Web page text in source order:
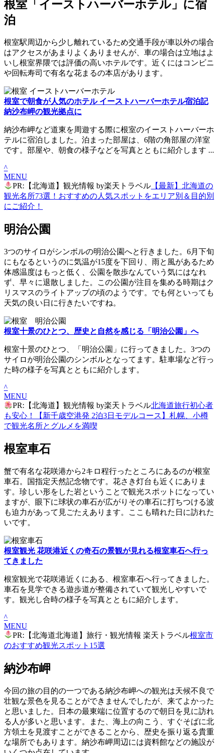
根室「イーストハーバーホテル」に宿
泊
根室駅周辺から少し離れているため交通手段が車以外の場合
はアクセスがあまりよくありませんが、車の場合は立地はよ
いし根室界隈では評価の高いホテルです。近くにはコンビニ
や回転寿司で有名な花まるの本店があります。
根室で朝食が人気のホテル イーストハーバーホテル宿泊記
納沙布岬の観光拠点に
納沙布岬など道東を周遊する際に根室のイーストハーバーホ
テルに宿泊しました。泊まった部屋は、6階の角部屋の洋室
です。部屋や、朝食の様子などを写真とともに紹介します ...
^
MENU
PR:【北海道】観光情報 by楽天トラベル 【最新】北海道の
観光名所73選！おすすめの人気スポットをエリア別＆目的別
にご紹介！
明治公園
3つのサイロがシンボルの明治公園へと行きました。6月下旬
にもなるというのに気温が15度を下回り、雨と風があるため
体感温度はもっと低く、公園を散歩なんていう気にはなれ
ず、早々に退散しました。この公園が注目を集める時期はク
リスマスのライトアップの頃のようです。でも何といっても
天気の良い日に行きたいですね。
根室十景のひとつ、歴史と自然を感じる「明治公園」へ
根室十景のひとつ、「明治公園」に行ってきました。3つの
サイロが明治公園のシンボルとなってます。駐車場など行っ
た時の様子を写真とともに紹介します。
^
MENU
PR:【北海道】観光情報 by楽天トラベル北海道旅行初心者
も安心！【新千歳空港発 2泊3日モデルコース】札幌、小樽
で観光名所とグルメを満喫
根室車石
蟹で有名な花咲港から2キロ程行ったところにあるのが根室
車石。国指定天然記念物です。花さき灯台も近くにありま
す。珍しい形をした岩ということで観光スポットになってい
ますが、眼下に球状の車石が広がりその車石に打ちつける波
も迫力があって見ごたえあります。ここも晴れた日に訪れた
いです。
根室観光 花咲港近くの奇石の景観が見れる根室車石へ行っ
てきました
根室観光で花咲港近くにある、根室車石へ行ってきました。
車石を見学できる遊歩道が整備されていて観光しやすいで
す。観光し合時の様子を写真とともに紹介します。
^
MENU
PR:【北海道北海道】旅行・観光情報 楽天トラベル根室市
のおすすめ観光スポット15選
納沙布岬
今回の旅の目的の一つである納沙布岬への観光は天候不良で
壮観な景色を見ることができませんでしたが、来てよかった
と思いました。日本の最東端に位置するので朝日を見に訪れ
る人が多いと思います。また、海上の向こう、すぐそばに北
方領土を見渡すことができることから、歴史を振り返る貴重
な場所でもあります。納沙布岬周辺には資料館などの施設が